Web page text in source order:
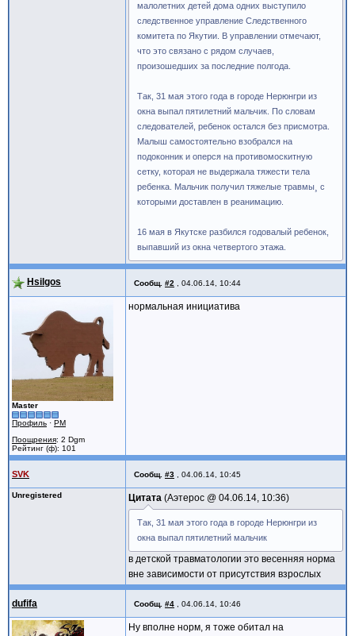
малолетних детей дома одних выступило
следственное управление Следственного
комитета по Якутии. В управлении отмечают,
что это связано с рядом случаев,
произошедших за последние полгода.
Так, 31 мая этого года в городе Нерюнгри из
окна выпал пятилетний мальчик. По словам
следователей, ребенок остался без присмотра.
Малыш самостоятельно взобрался на
подоконник и оперся на противомоскитную
сетку, которая не выдержала тяжести тела
ребенка. Мальчик получил тяжелые травмы¸ с
которыми доставлен в реанимацию.
16 мая в Якутске разбился годовалый ребенок,
выпавший из окна четвертого этажа.
Hsilgos Сообщ. #2 04.06.14, 10:44
Master
Профиль · PM
Поощрения: 2 Dgm
Рейтинг (ф): 101
нормальная инициатива
SVK Сообщ. #3 04.06.14, 10:45
Unregistered Цитата Аэтерос @ 04.06.14, 10:36
Так, 31 мая этого года в городе Нерюнгри из
окна выпал пятилетний мальчик
в детской травматологии это весенняя норма
вне зависимости от присутствия взрослых
dufifa Сообщ. #4 04.06.14, 10:46
Ну вполне норм, я тоже обитал на